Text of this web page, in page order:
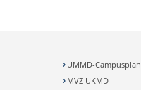
UMMD-Campusplan
MVZ UKMD